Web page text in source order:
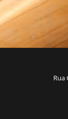
Rua